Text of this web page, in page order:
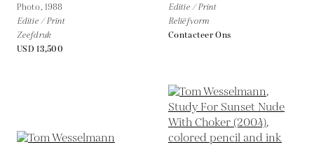
Photo, 1988
Editie / Print
Zeefdruk
USD 13,500
Editie / Print
Reliëfvorm
Contacteer Ons